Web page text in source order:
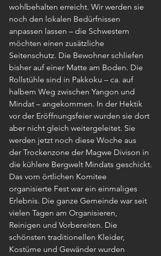
wohlbehalten erreicht. Wir werden sie
noch den lokalen Bedürfnissen
anpassen lassen – die Schwestern
möchten einen zusätzliche
Seitenschutz. Die Bewohner schliefen
bisher auf einer Matte am Boden. Die
Rollstühle sind in Pakkoku – ca. auf
halbem Weg zwischen Yangon und
Mindat – angekommen. In der Hektik
vor der Eröffnungsfeier wurden sie dort
aber nicht gleich weitergeleitet. Sie
werden jetzt noch diese Woche aus
der Trockenzone der Magwe Divison in
die kühlere Bergwelt Mindats geschickt.
Das vom örtlichen Komitee
organisierte Fest war ein einmaliges
Erlebnis. Die ganze Gemeinde war seit
vielen Tagen am Organisieren,
Reinigen und Vorbereiten. Die
schönsten traditionellen Kleider,
Kostüme und Gewänder wurden